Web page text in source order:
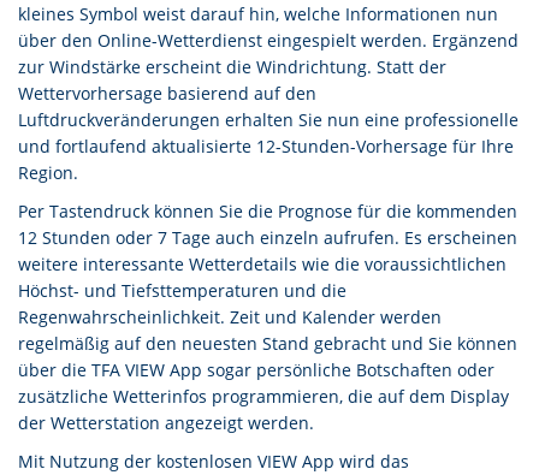
kleines Symbol weist darauf hin, welche Informationen nun
über den Online-Wetterdienst eingespielt werden. Ergänzend
zur Windstärke erscheint die Windrichtung. Statt der
Wettervorhersage basierend auf den
Luftdruckveränderungen erhalten Sie nun eine professionelle
und fortlaufend aktualisierte 12-Stunden-Vorhersage für Ihre
Region.
Per Tastendruck können Sie die Prognose für die kommenden
12 Stunden oder 7 Tage auch einzeln aufrufen. Es erscheinen
weitere interessante Wetterdetails wie die voraussichtlichen
Höchst- und Tiefsttemperaturen und die
Regenwahrscheinlichkeit. Zeit und Kalender werden
regelmäßig auf den neuesten Stand gebracht und Sie können
über die TFA VIEW App sogar persönliche Botschaften oder
zusätzliche Wetterinfos programmieren, die auf dem Display
der Wetterstation angezeigt werden.
Mit Nutzung der kostenlosen VIEW App wird das